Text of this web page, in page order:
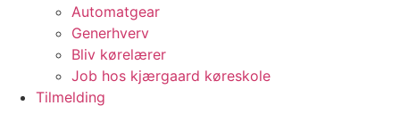
Automatgear
Generhverv
Bliv kørelærer
Job hos kjærgaard køreskole
Tilmelding